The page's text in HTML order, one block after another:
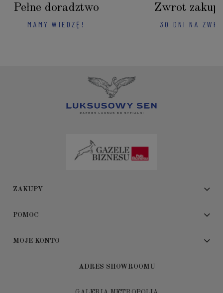
Pełne doradztwo
MAMY WIEDZĘ!
Zwrot
30 DNI NA
ZAKUPY
POMOC
MOJE KONTO
ADRES SHOWROOMU